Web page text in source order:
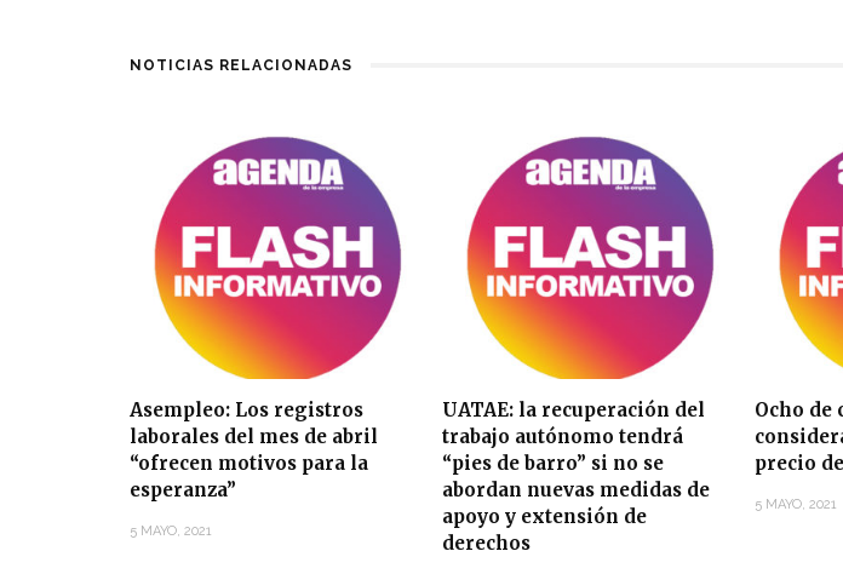
NOTICIAS RELACIONADAS
Asempleo: Los registros
laborales del mes de abril
“ofrecen motivos para la
esperanza”
5 MAYO, 2021
UATAE: la recuperación del
trabajo autónomo tendrá
“pies de barro” si no se
abordan nuevas medidas de
apoyo y extensión de
derechos
Ocho de
precio
5 MAYO, 2021